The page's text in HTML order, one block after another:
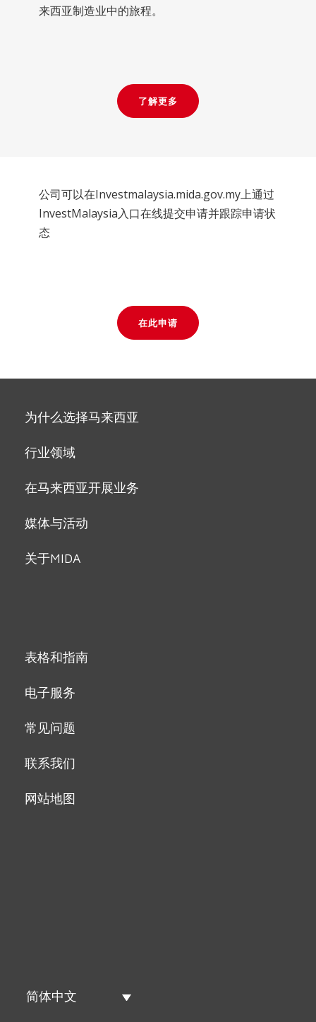
来西亚制造业中的旅程。
了解更多
公司可以在Investmalaysia.mida.gov.my上通过
InvestMalaysia入口在线提交申请并跟踪申请状
态
在此申请
为什么选择马来西亚
行业领域
在马来西亚开展业务
媒体与活动
关于MIDA
表格和指南
电子服务
常见问题
联系我们
网站地图
简体中文